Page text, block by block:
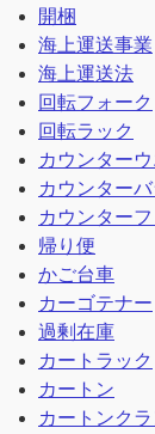
開梱
海上運送事業
海上運送法
回転フォーク
回転ラック
カウンターウ
カウンター
カウンター
帰り便
かご台車
カーゴテナー
過剰在庫
カートラック
カートン
カートンク